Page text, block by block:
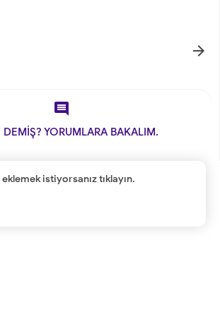


DEMİŞ? YORUMLARA BAKALIM.
istiyorsanız tıklayın.